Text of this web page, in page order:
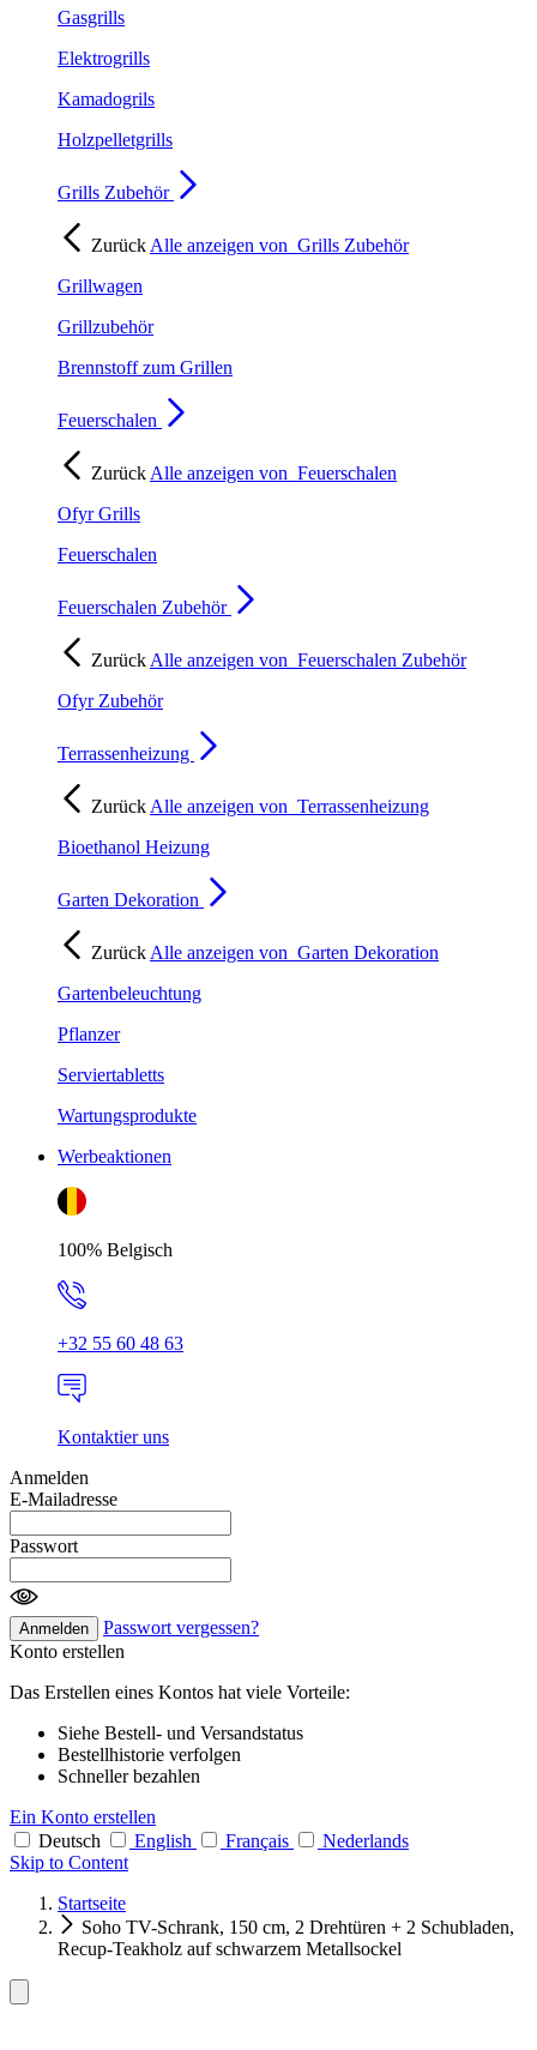
Gasgrills
Elektrogrills
Kamadogrils
Holzpelletgrills
Grills Zubehör
Zurück Alle anzeigen von Grills Zubehör
Grillwagen
Grillzubehör
Brennstoff zum Grillen
Feuerschalen
Zurück Alle anzeigen von Feuerschalen
Ofyr Grills
Feuerschalen
Feuerschalen Zubehör
Zurück Alle anzeigen von Feuerschalen Zubehör
Ofyr Zubehör
Terrassenheizung
Zurück Alle anzeigen von Terrassenheizung
Bioethanol Heizung
Garten Dekoration
Zurück Alle anzeigen von Garten Dekoration
Gartenbeleuchtung
Pflanzer
Serviertabletts
Wartungsprodukte
Werbeaktionen
100% Belgisch
+32 55 60 48 63
Kontaktier uns
Anmelden
E-Mailadresse
Passwort
Anmelden
Passwort vergessen?
Konto erstellen
Das Erstellen eines Kontos hat viele Vorteile:
Siehe Bestell- und Versandstatus
Bestellhistorie verfolgen
Schneller bezahlen
Ein Konto erstellen
Deutsch
English Français
Nederlands
Skip to Content
Startseite
Soho TV-Schrank, 150 cm, 2 Drehtüren + 2 Schubladen,
Recup-Teakholz auf schwarzem Metallsockel